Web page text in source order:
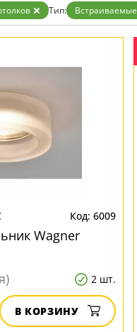
Бронза
Золото
Прозрачные
Тип: Встраиваемые
6009
Wagner
2 шт.
В КОРЗИНУ